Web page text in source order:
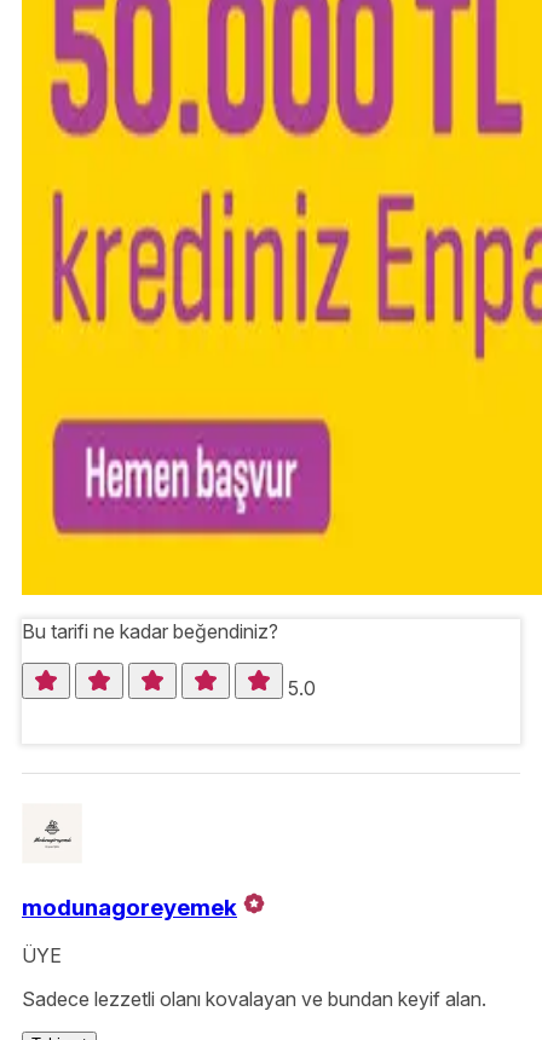
Bu tarifi ne kadar beğendiniz?
5.0
modunagoreyemek
ÜYE
Sadece lezzetli olanı kovalayan ve bundan keyif alan.